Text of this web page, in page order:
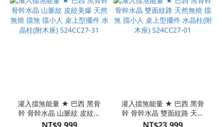
灌入擋煞能量 ★ 巴西 黑骨
幹 骨幹水晶 山脈紋 皮紋美
爆 天然無燒 擋煞 擋小人 桌
灌入擋煞能量 ★ 巴西 黑骨
幹 骨幹水晶 雙面紋路 天然
無燒 擋煞 擋小人 桌上型擺